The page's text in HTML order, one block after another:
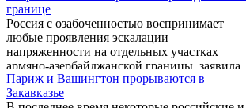
границе
Россия с озабоченностью воспринимает
любые проявления эскалации
напряженности на отдельных участках
армяно-азербайджанской границы, заявила
в четверг на брифинге официальный
представитель МИД РФ Мария Захарова.
Париж и Вашингтон прорываются в
Закавказье